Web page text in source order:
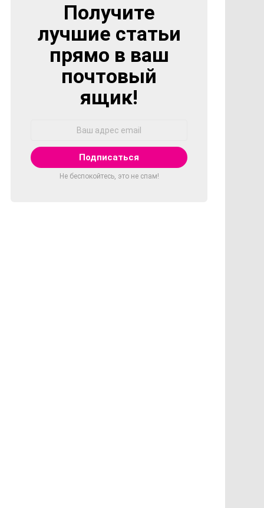
NEWSLETTER
Получите
лучшие статьи
прямо в ваш
почтовый
ящик!
Не беспокойтесь, это не спам!